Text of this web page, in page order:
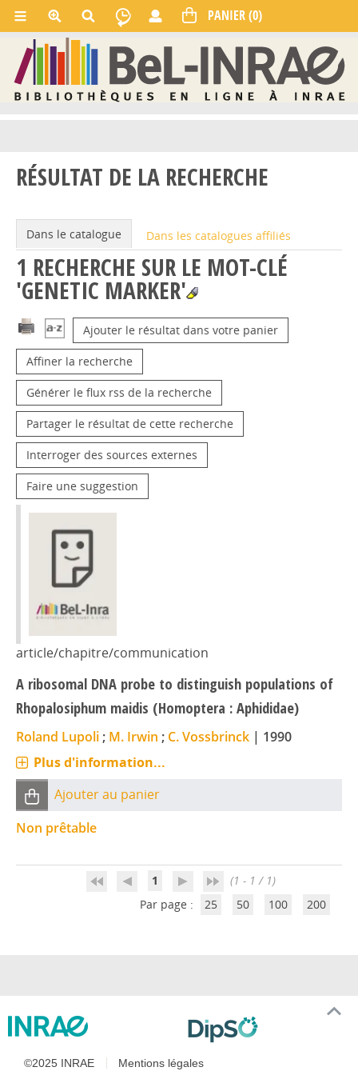
RÉSULTAT DE LA RECHERCHE
Dans le catalogue Dans les catalogues affiliés
1 RECHERCHE SUR LE MOT-CLÉ
'GENETIC MARKER'
Ajouter le résultat dans votre panier
Affiner la recherche
Générer le flux rss de la recherche
Partager le résultat de cette recherche
Interroger des sources externes
Faire une suggestion
article/chapitre/communication
A ribosomal DNA probe to distinguish populations of
Rhopalosiphum maidis (Homoptera : Aphididae)
Roland Lupoli ; M. Irwin ; C. Vossbrinck | 1990
Plus d'information...
Ajouter au panier
Non prêtable
1
(1 - 1 / 1)
Par page :
25 50 100 200
©2025 INRAE Mentions légales